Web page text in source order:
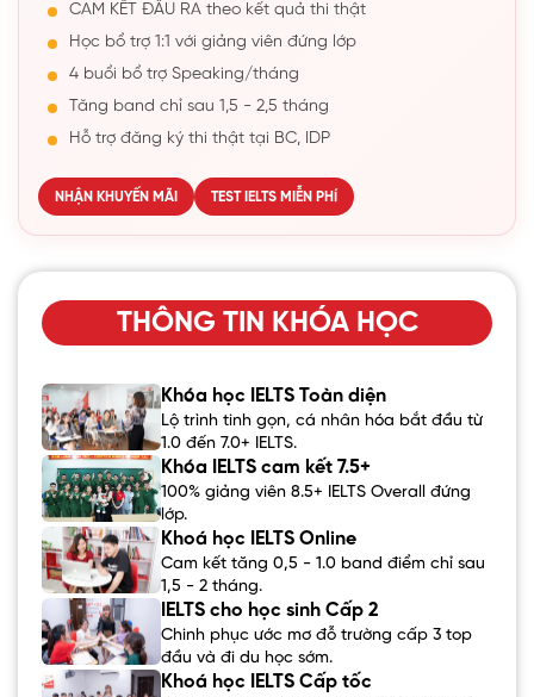
CAM KẾT ĐẦU RA theo kết quả thi thật
Học bổ trợ 1:1 với giảng viên đứng lớp
4 buổi bổ trợ Speaking/tháng
Tăng band chỉ sau 1,5 - 2,5 tháng
Hỗ trợ đăng ký thi thật tại BC, IDP
NHẬN KHUYẾN MÃI TEST IELTS MIỄN PHÍ
THÔNG TIN KHÓA HỌC
Khóa học IELTS Toàn diện
Lộ trình tinh gọn, cá nhân hóa bắt đầu từ
1.0 đến 7.0+ IELTS.
Khóa IELTS cam kết 7.5+
100% giảng viên 8.5+ IELTS Overall đứng
lớp.
Khoá học IELTS Online
Cam kết tăng 0,5 - 1.0 band điểm chỉ sau
1,5 - 2 tháng.
IELTS cho học sinh Cấp 2
Chinh phục ước mơ đỗ trường cấp 3 top
đầu và đi du học sớm.
Khoá học IELTS Cấp tốc